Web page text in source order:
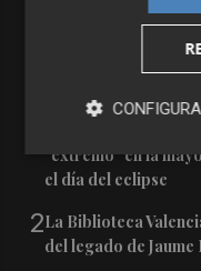
"extremo" en la
el día del eclipse
2La Biblioteca
del legado de Jaume